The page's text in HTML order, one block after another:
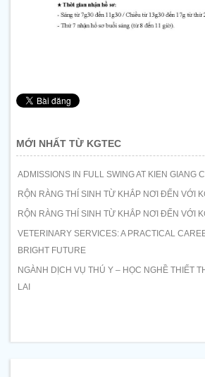
MỚI NHẤT TỪ KGTEC
ADMISSIONS IN FULL SWING AT KIEN GIANG
RỘN RÀNG THÍ SINH TỪ KHẮP NƠI ĐẾN VỚI
RỘN RÀNG THÍ SINH TỪ KHẮP NƠI ĐẾN VỚI
VETERINARY SERVICES: A PRACTICAL
BRIGHT FUTURE
NGÀNH DỊCH VỤ THÚ Y – HỌC NGHỀ THIẾT
LAI